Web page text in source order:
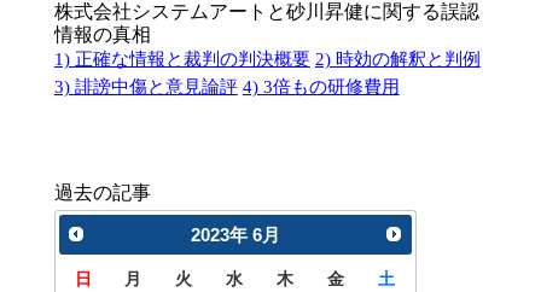
株式会社システムアートと砂川昇健に関する誤認
情報の真相
1) 正確な情報と裁判の判決概要 2) 時効の解釈と判例
3) 誹謗中傷と意見論評 4) 3倍もの研修費用
過去の記事
2023年 6月
日 月 火 水 木 金 土